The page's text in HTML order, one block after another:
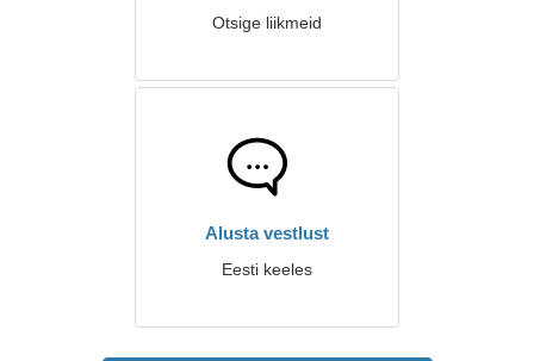
Otsige liikmeid
Alusta vestlust
Eesti keeles